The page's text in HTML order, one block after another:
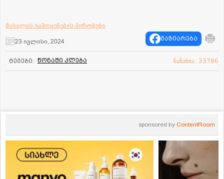
მასალის გამოყენების პირობები
23 ივლისი, 2024
გაზიარება
ტეგები: წონაში კლება ნანახია: 33786
sponsored by ContentRoom